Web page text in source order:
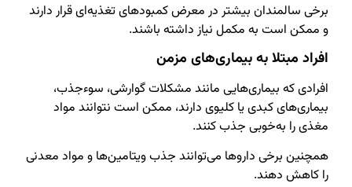
برخی سالمندان بیشتر در معرض کمبودهای تغذیه‌ای قرار دارند
و ممکن است به مکمل نیاز داشته باشند.
افراد مبتلا به بیماری‌های مزمن
افرادی که بیماری‌هایی مانند مشکلات گوارشی، سوءجذب،
بیماری‌های کبدی یا کلیوی دارند، ممکن است نتوانند مواد
مغذی را به‌خوبی جذب کنند.
همچنین برخی داروها می‌توانند جذب ویتامین‌ها و مواد معدنی
را کاهش دهند.